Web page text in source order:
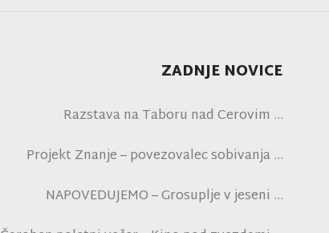
ZADNJE NOVICE
Razstava na Taboru nad Cerovim
Projekt Znanje – povezovalec sobivanja
NAPOVEDUJEMO – Grosuplje v jeseni